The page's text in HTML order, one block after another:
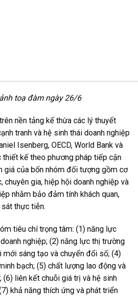
toạ đàm ngày 26/6
nền tảng kế thừa các lý thuyết
tranh và hệ sinh thái doanh nghiệp
Isenberg, OECD, World Bank và
thiết kế theo phương pháp tiếp cận
giá của bốn nhóm đối tượng gồm cơ
chuyên gia, hiệp hội doanh nghiệp và
nhằm bảo đảm tính khách quan,
sát thực tiễn.
tiêu chí trọng tâm: (1) năng lực
nghiệp; (2) năng lực thị trường
mới sáng tạo và chuyển đổi số; (4)
bạch; (5) chất lượng lao động và
(6) liên kết chuỗi giá trị và hệ sinh
khả năng thích ứng và phát triển